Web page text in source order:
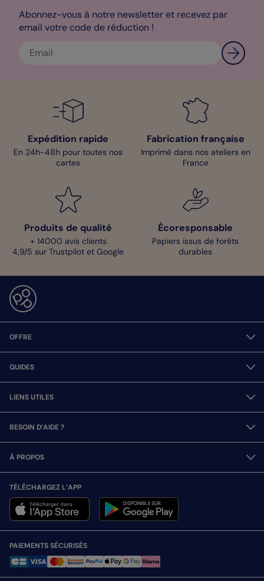
Abonnez-vous à notre newsletter et recevez par
email votre code de réduction !
Expédition rapide
En 24h-48h pour toutes nos
cartes
Fabrication française
Imprimé dans nos ateliers en
France
Produits de qualité
+ 14000 avis clients
4,9/5 sur Trustpilot et Google
Écoresponsable
Papiers issus de forêts
durables
OFFRE
GUIDES
LIENS UTILES
BESOIN D’AIDE ?
À PROPOS
TÉLÉCHARGEZ L’APP
PAIEMENTS SÉCURISÉS